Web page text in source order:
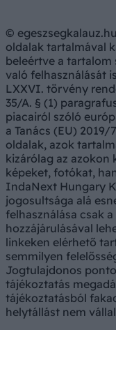
©
oldalak tartalmával
beleértve a tartalom
való felhasználását
LXXVI. törvény
35/A. § (1)
piacairól szóló
a Tanács (EU)
oldalak, azok
kizárólag az
képeket, fotókat,
IndaNext Hungary
jogosultsága alá
felhasználása csak
hozzájárulásával
linkeken elérhető
semmilyen
Jogtulajdonos
tájékoztatás
tájékoztatásból
helytállást nem